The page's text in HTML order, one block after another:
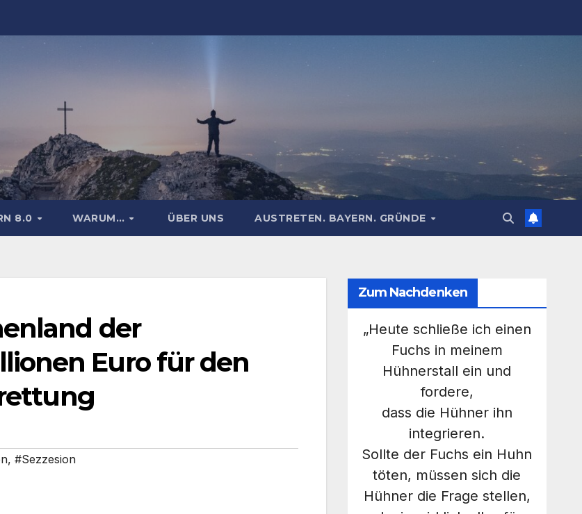
8.0 WARUM… ÜBER UNS AUSTRETEN. BAYERN. GRÜNDE
der
Euro für den
, #Sezzesion
Zum Nachdenken
„Heute schließe ich einen
Fuchs in meinem
Hühnerstall ein und
fordere,
dass die Hühner ihn
integrieren.
Sollte der Fuchs ein Huhn
töten, müssen sich die
Hühner die Frage stellen,